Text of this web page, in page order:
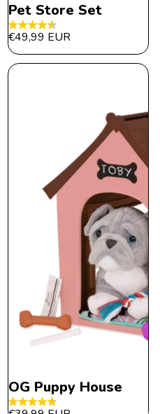
Pet Store Set
4.6
5
€49,99 EUR
Ausverkauft
OG Puppy House
4.8